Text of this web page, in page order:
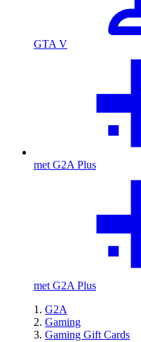
GTA V
met G2A Plus
met G2A Plus
G2A
Gaming
Gaming Gift Cards